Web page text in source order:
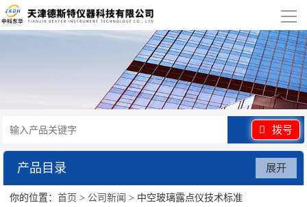
导
航
产品展示
行业应用
视频展示
拨号
产品目录
水泥砂浆类试验仪器
展开
你的位置：首页 > 公司新闻 > 中空玻璃露点仪技术标准